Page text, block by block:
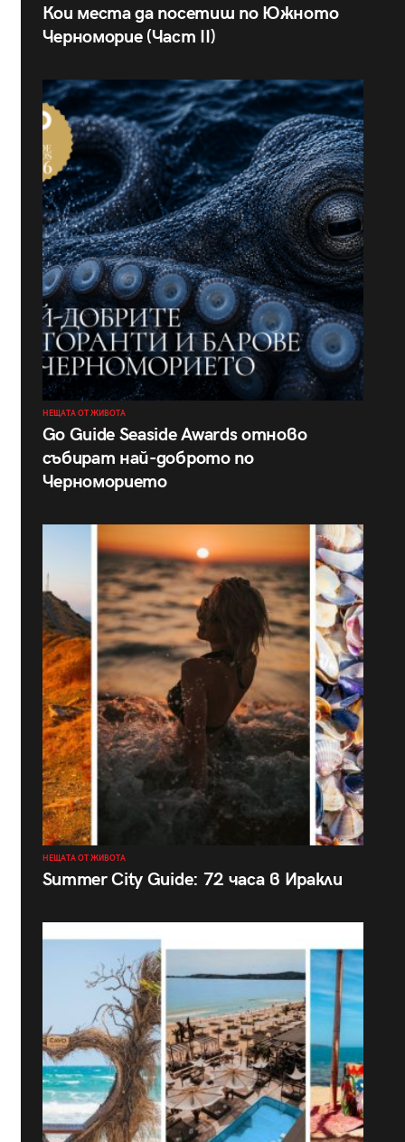
Кои места да посетиш по Южното
Черноморие (Част II)
НЕЩАТА ОТ ЖИВОТА
Go Guide Seaside Awards отново
събират най-доброто по
Черноморието
НЕЩАТА ОТ ЖИВОТА
Summer City Guide: 72 часа в Иракли